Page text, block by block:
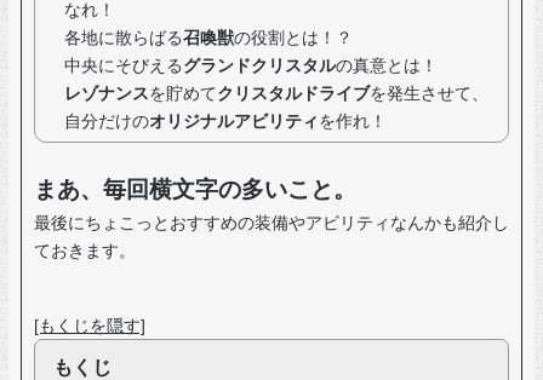
なれ！
各地に散らばる召喚獣の役割とは！？
中央にそびえる グランドクリスタルの真意とは！
レゾナンスを貯めてクリスタルドライブを発生させて、
自分だけのオリジナルアビリティ を作れ！
まあ、毎回横文字の多いこと。
最後にちょこっとおすすめの装備やアビリティなんかも紹介し
ておきます。
[もくじを隠す]
もくじ